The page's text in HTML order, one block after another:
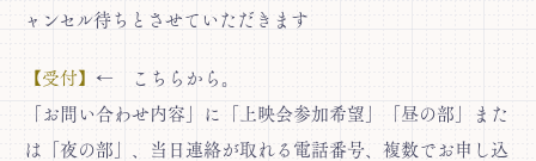
ャンセル待ちとさせていただきます
【受付】 ← こちらから。
「お問い合わせ内容」に「上映会参加希望」「昼の部」また
は「夜の部」、当日連絡が取れる電話番号、複数でお申し込